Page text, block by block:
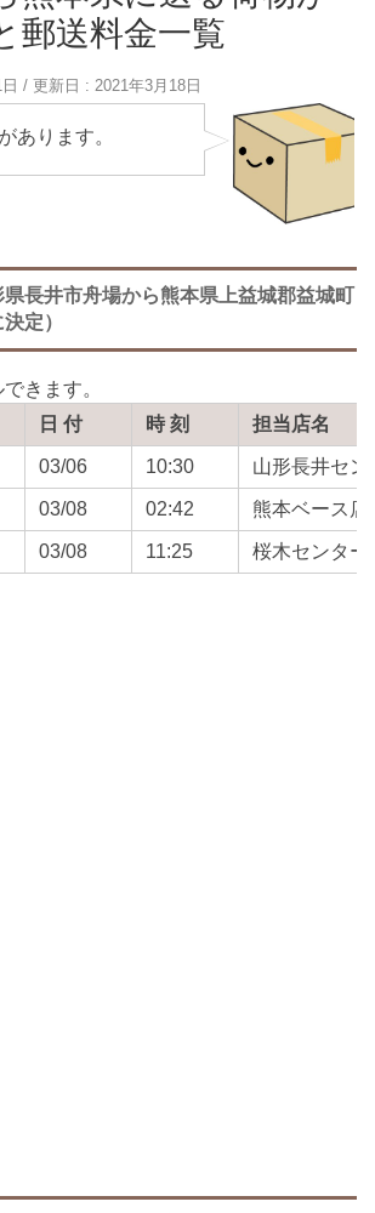
郵送料金一覧
/ 更新日 : 2021年3月18日
あります。
県長井市舟場から熊本県上益城郡益城町
定）
日 付 時 刻 担当店名
03/06 10:30 山形長井セン
03/08 02:42 熊本ベース店
03/08 11:25 桜木センター